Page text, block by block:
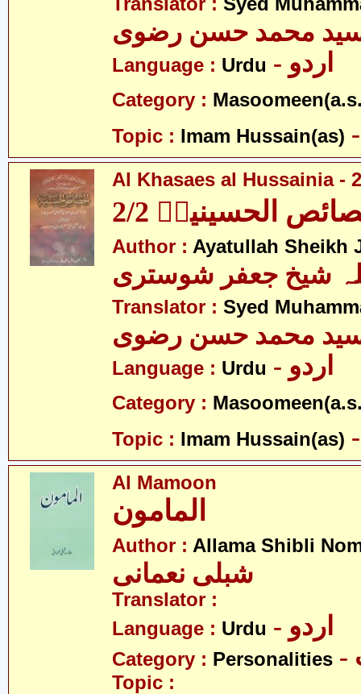
محمد حسن رضوی
Language : Urdu - اردو
Category :
Topic : Imam Hussain(as)
Al Khasaes al Hussainia -
الحسینیہؑ 2/2
Author : Ayatullah Sheikh
شیخ جعفر شوستری
Translator : Syed
محمد حسن رضوی
Language : Urdu - اردو
Category :
Topic : Imam Hussain(as)
Al Mamoon
المامون
Author : Allama Shibli
شبلی نعمانی
Translator :
Language : Urdu - اردو
Category : Personalities
Topic :